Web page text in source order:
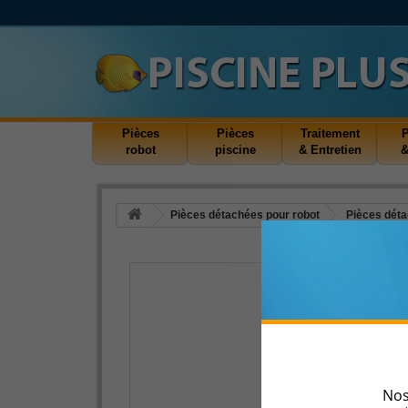
Pièces
robot
Pièces
piscine
Traitement
& Entretien
Pièces détachées pour robot Pièces